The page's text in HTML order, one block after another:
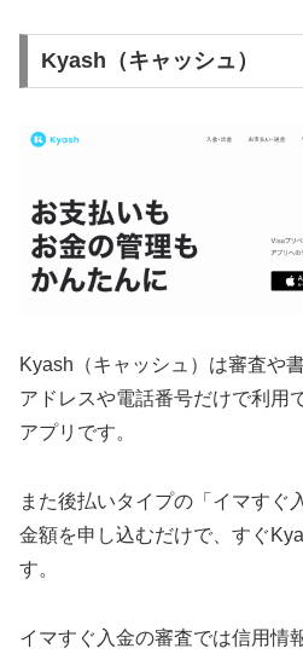
Kyash（キャッシュ）
Kyash（キャッシュ）は審査や
アドレスや電話番号だけで利用
アプリです。
また後払いタイプの「イマすぐ
金額を申し込むだけで、すぐ
す。
イマすぐ入金の審査では信用情